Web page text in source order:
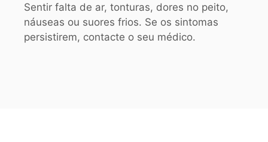
Sentir falta de ar, tonturas, dores no peito,
náuseas ou suores frios. Se os sintomas
persistirem, contacte o seu médico.